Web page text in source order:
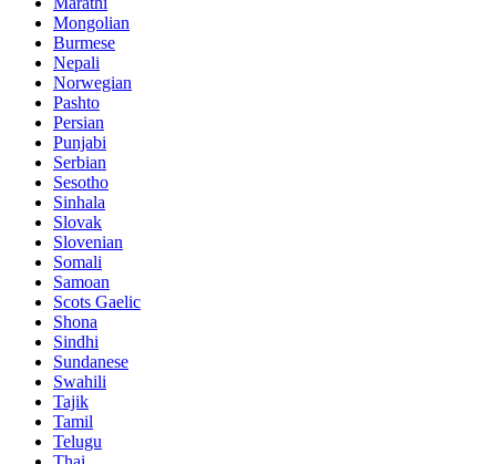
Mongolian
Burmese
Nepali
Norwegian
Pashto
Persian
Punjabi
Serbian
Sesotho
Sinhala
Slovak
Slovenian
Somali
Samoan
Scots Gaelic
Shona
Sindhi
Sundanese
Swahili
Tajik
Tamil
Telugu